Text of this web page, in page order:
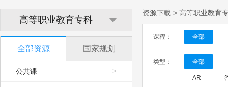
高等职业教育专科
全部资源
公共课 >
国家规划
资源下载 > 高等职业教育
课程： 全部
类型： 全部
AR